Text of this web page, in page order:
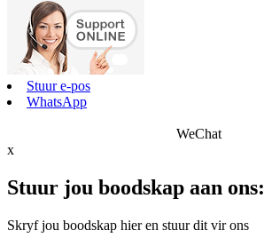
Stuur e-pos
WhatsApp
WeChat
x
Stuur jou boodskap aan ons:
Skryf jou boodskap hier en stuur dit vir ons